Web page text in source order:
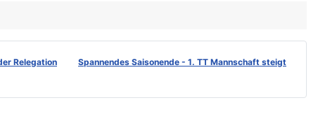
Relegation
Spannendes Saisonende - 1. TT Mannschaft steigt